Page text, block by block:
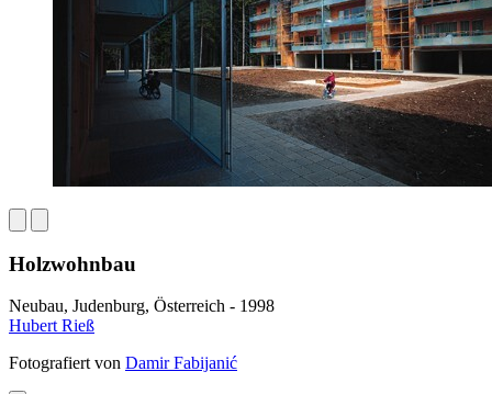
Holzwohnbau
Neubau, Judenburg, Österreich - 1998
Hubert Rieß
Fotografiert von Damir Fabijanić